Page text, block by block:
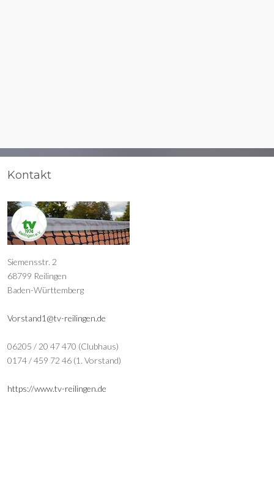
Kontakt
Siemensstr. 2
68799 Reilingen
Baden-Württemberg
Vorstand1@tv-reilingen.de
06205 / 20 47 470 (Clubhaus)
0174 / 459 72 46 (1. Vorstand)
https://www.tv-reilingen.de